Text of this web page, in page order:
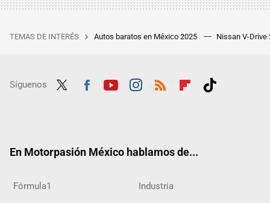
TEMAS DE INTERÉS Autos baratos en México 2025 Nissan V-Drive
Síguenos
En Motorpasión México hablamos de...
Fórmula1 Industria